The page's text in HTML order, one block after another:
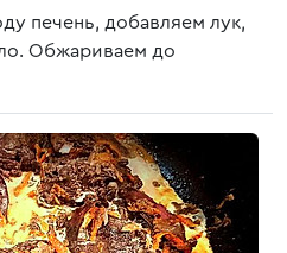
печень, добавляем лук,
Обжариваем до